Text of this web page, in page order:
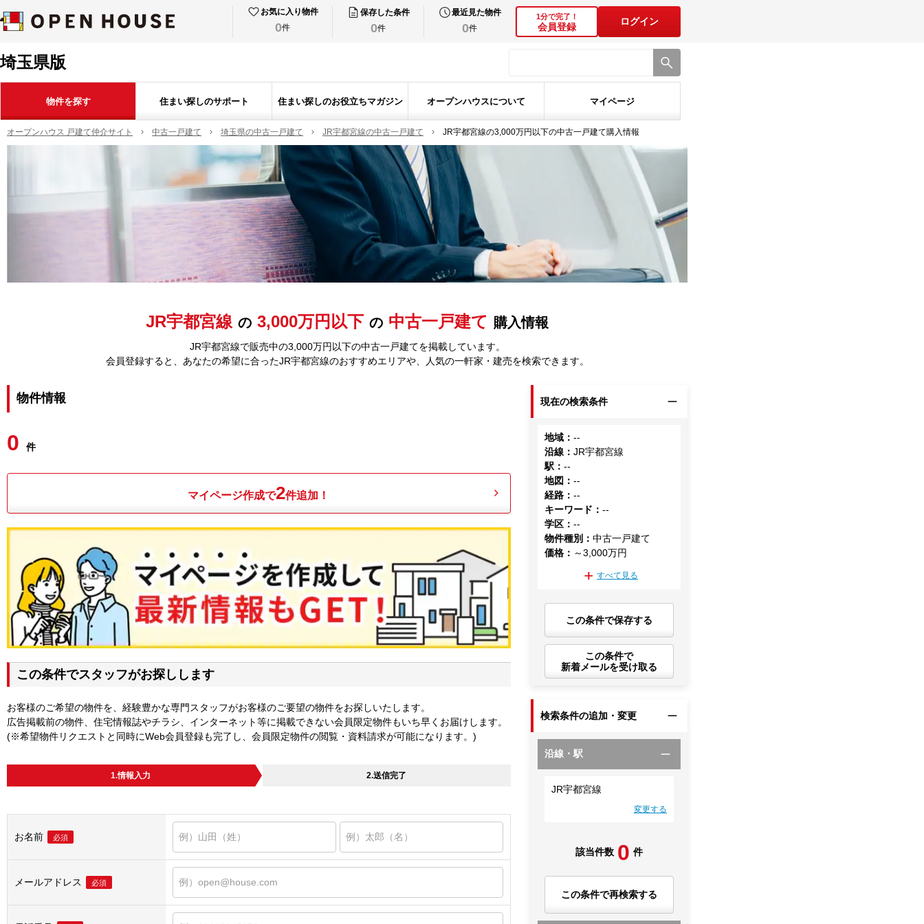
お気に入り物件
0件
保存した条件
0件
最近見た物件
0件
1分で完了！
会員登録
ログイン
埼玉県版
物件を探す 住まい探しのサポート 住まい探しのお役立ちマガジン オープンハウスについて マイページ
オープンハウス 戸建て仲介サイト 中古一戸建て 埼玉県の中古一戸建て JR宇都宮線の中古一戸建て JR宇都宮線の3,000万円以下の中古一戸建て購入情報
JR宇都宮線 の 3,000万円以下 の 中古一戸建て 購入情報
JR宇都宮線で販売中の3,000万円以下の中古一戸建てを掲載しています。
会員登録すると、あなたの希望に合ったJR宇都宮線のおすすめエリアや、人気の一軒家・建売を検索できます。
物件情報
0 件
マイページ作成で2件追加！
この条件でスタッフがお探しします
お客様のご希望の物件を、経験豊かな専門スタッフがお客様のご要望の物件をお探しいたします。
広告掲載前の物件、住宅情報誌やチラシ、インターネット等に掲載できない会員限定物件もいち早くお届けします。
(※希望物件リクエストと同時にWeb会員登録も完了し、会員限定物件の閲覧・資料請求が可能になります。)
1.情報入力 2.送信完了
お名前 必須
メールアドレス 必須
現在の検索条件
地域 ：--
沿線 ：JR宇都宮線
駅 ：--
地図 ：--
経路 ：--
キーワード ：--
学区 ：--
物件種別 ：中古一戸建て
価格 ： ～3,000万円
すべて見る
この条件で保存する
この条件で
新着メールを受け取る
検索条件の追加・変更
沿線・駅
JR宇都宮線
変更する
該当件数 0 件
この条件で再検索する